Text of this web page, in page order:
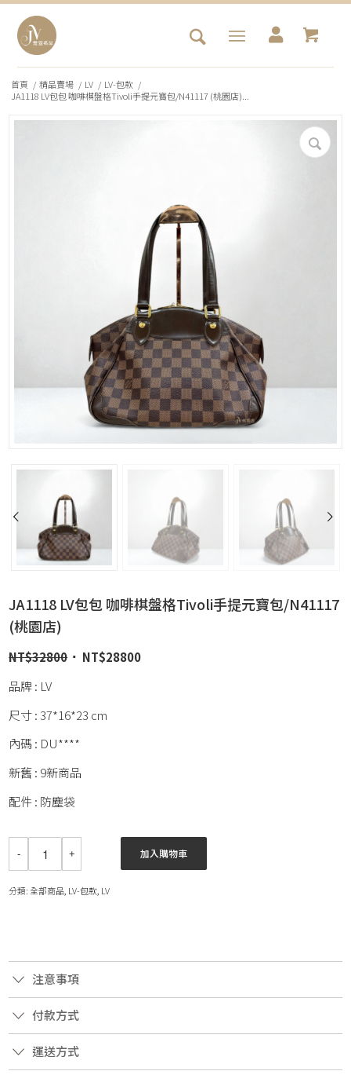
首頁 / 精品賣場 / LV / LV-包款 /
JA1118 LV包包 咖啡棋盤格Tivoli手提元寶包/N41117 (桃園店)...
JA1118 LV包包 咖啡棋盤格Tivoli手提元寶包/N41117
(桃園店)
NT$32800 NT$28800
品牌 : LV
尺寸 : 37*16*23 cm
內碼 : DU****
新舊 : 9新商品
配件 : 防塵袋
加入購物車
分類:全部商品 LV-包款 LV
注意事項
付款方式
運送方式